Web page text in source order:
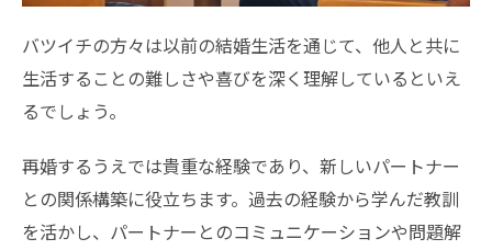
バツイチの方々は以前の結婚生活を通じて、他人と共に
生活することの難しさや喜びを深く理解しているといえ
るでしょう。
再婚するうえでは貴重な経験であり、新しいパートナー
との関係構築に役立ちます。過去の経験から学んだ教訓
を活かし、パートナーとのコミュニケーションや問題解